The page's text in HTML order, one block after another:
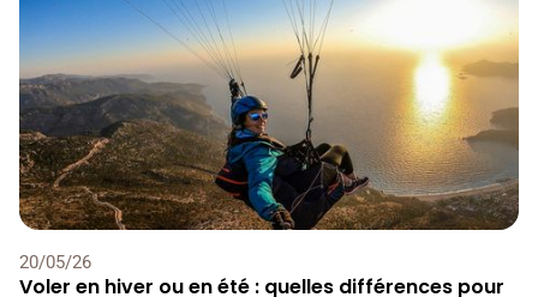
20/05/26
Voler en hiver ou en été : quelles différences pour